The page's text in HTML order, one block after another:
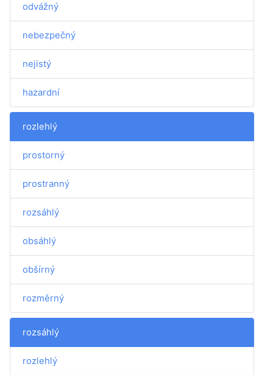
odvážný
nebezpečný
nejistý
hazardní
rozlehlý
prostorný
prostranný
rozsáhlý
obsáhlý
obšírný
rozměrný
rozsáhlý
rozlehlý